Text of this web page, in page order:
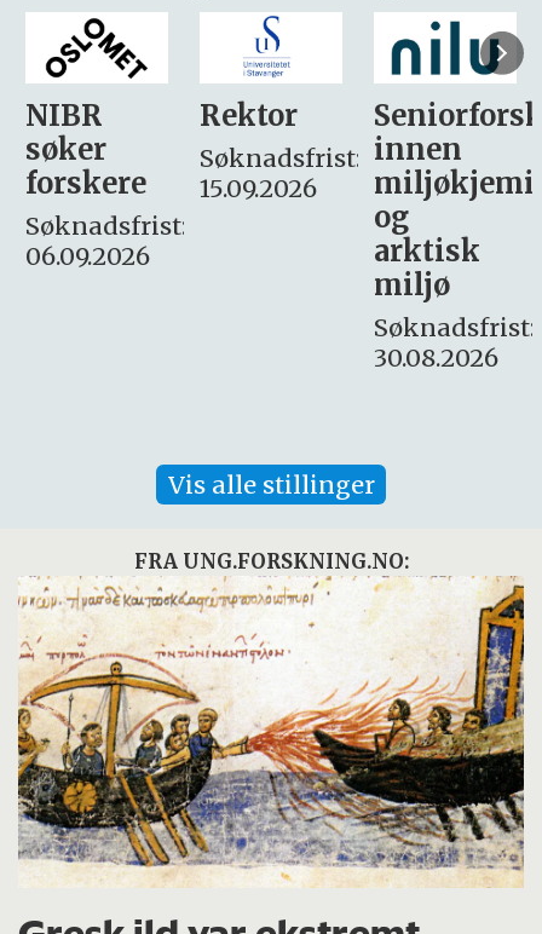
Rektor
Søknadsfrist:
15.09.2026
Seniorforsker
innen
miljøkjemi
søker
– fast
Søknadsfrist:
16. august.
Vis alle stillinger
FRA UNG.FORSKNING.NO: